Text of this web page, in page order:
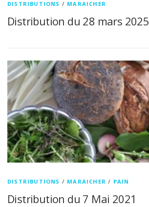
DISTRIBUTIONS / MARAICHER
Distribution du 28 mars 2025
DISTRIBUTIONS / MARAICHER / PAIN
Distribution du 7 Mai 2021